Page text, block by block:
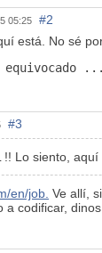
05:25
#2
está. No sé
#3
!! Lo siento,
en/job. Ve allí,
a codificar,